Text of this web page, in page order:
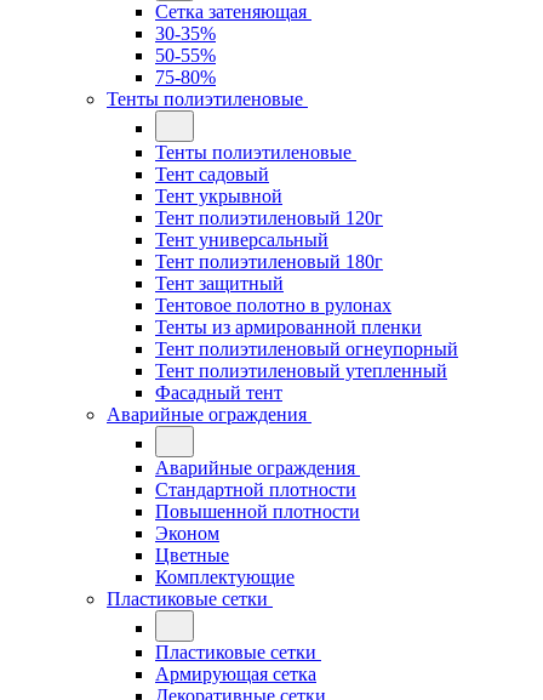
Сетка затеняющая
30-35%
50-55%
75-80%
Тенты полиэтиленовые
Тенты полиэтиленовые
Тент садовый
Тент укрывной
Тент полиэтиленовый 120г
Тент универсальный
Тент полиэтиленовый 180г
Тент защитный
Тентовое полотно в рулонах
Тенты из армированной пленки
Тент полиэтиленовый огнеупорный
Тент полиэтиленовый утепленный
Фасадный тент
Аварийные ограждения
Аварийные ограждения
Стандартной плотности
Повышенной плотности
Эконом
Цветные
Комплектующие
Пластиковые сетки
Пластиковые сетки
Армирующая сетка
Декоративные сетки